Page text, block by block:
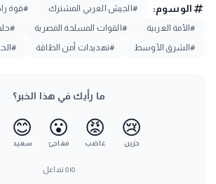
tagالوسوم: #الجيش العربي المشترك
#قوة
#الأمة العربية
#القوات المسلحة المصرية
#الشرق الأوسط
#تهديدات أمن الطاقة
ما رأيك في هذا الخبر؟
😢
حزين
😡
غاضب
😮
مفاجئ
😊
سعيد
٥١٥تفاعل